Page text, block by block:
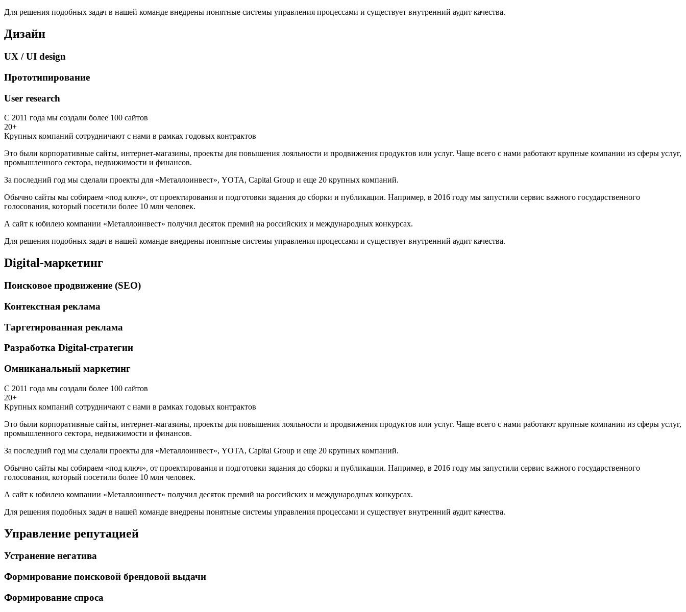
Для решения подобных задач в нашей команде внедрены понятные системы управления процессами и существует внутренний аудит качества.
Дизайн
UX / UI design
Прототипирование
User research
С 2011 года мы создали более 100 сайтов
20+
Крупных компаний сотрудничают с нами в рамках годовых контрактов
Это были корпоративные сайты, интернет-магазины, проекты для повышения лояльности и продвижения продуктов или услуг. Чаще всего с нами работают крупные компании из сферы услуг,
промышленного сектора, недвижимости и финансов.
За последний год мы сделали проекты для «Металлоинвест», YOTA, Capital Group и еще 20 крупных компаний.
Обычно сайты мы собираем «под ключ», от проектирования и подготовки задания до сборки и публикации. Например, в 2016 году мы запустили сервис важного государственного
голосования, который посетили более 10 млн человек.
А сайт к юбилею компании «Металлоинвест» получил десяток премий на российских и международных конкурсах.
Для решения подобных задач в нашей команде внедрены понятные системы управления процессами и существует внутренний аудит качества.
Digital-маркетинг
Поисковое продвижение (SEO)
Контекстная реклама
Таргетированная реклама
Разработка Digital-стратегии
Омниканальный маркетинг
С 2011 года мы создали более 100 сайтов
20+
Крупных компаний сотрудничают с нами в рамках годовых контрактов
Это были корпоративные сайты, интернет-магазины, проекты для повышения лояльности и продвижения продуктов или услуг. Чаще всего с нами работают крупные компании из сферы услуг,
промышленного сектора, недвижимости и финансов.
За последний год мы сделали проекты для «Металлоинвест», YOTA, Capital Group и еще 20 крупных компаний.
Обычно сайты мы собираем «под ключ», от проектирования и подготовки задания до сборки и публикации. Например, в 2016 году мы запустили сервис важного государственного
голосования, который посетили более 10 млн человек.
А сайт к юбилею компании «Металлоинвест» получил десяток премий на российских и международных конкурсах.
Для решения подобных задач в нашей команде внедрены понятные системы управления процессами и существует внутренний аудит качества.
Управление репутацией
Устранение негатива
Формирование поисковой брендовой выдачи
Формирование спроса